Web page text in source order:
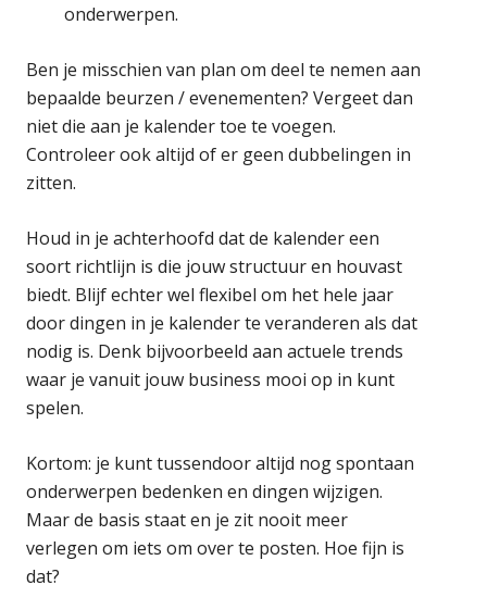
onderwerpen.
Ben je misschien van plan om deel te nemen aan
bepaalde beurzen / evenementen? Vergeet dan
niet die aan je kalender toe te voegen.
Controleer ook altijd of er geen dubbelingen in
zitten.
Houd in je achterhoofd dat de kalender een
soort richtlijn is die jouw structuur en houvast
biedt. Blijf echter wel flexibel om het hele jaar
door dingen in je kalender te veranderen als dat
nodig is. Denk bijvoorbeeld aan actuele trends
waar je vanuit jouw business mooi op in kunt
spelen.
Kortom: je kunt tussendoor altijd nog spontaan
onderwerpen bedenken en dingen wijzigen.
Maar de basis staat en je zit nooit meer
verlegen om iets om over te posten. Hoe fijn is
dat?